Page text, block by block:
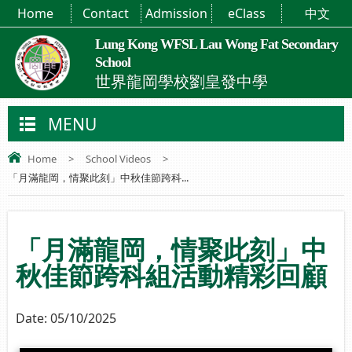
Lung Kong WFSL Lau Wong Fat Secondary
School
世界龍岡學校劉皇發中學
Home Contact Admission eClass 中文
MENU
Home > School Videos
>
「月滿龍岡，情聚此刻」中秋佳節跨科...
「月滿龍岡，情聚此刻」中
秋佳節跨科組活動精彩回顧
Date: 05/10/2025